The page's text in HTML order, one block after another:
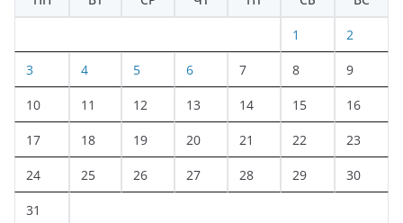
1 2
3 4 5 6 7 8 9
10 11 12 13 14 15 16
17 18 19 20 21 22 23
24 25 26 27 28 29 30
31